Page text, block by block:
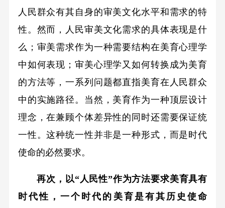
人民群众有其自身的审美文化水平和需求的特
性。然而，人民审美文化需求的具体表现是什
么；审美需求作为一种需要结构在美育心理学
中如何表现；审美心理学又如何转换成为美育
的方法等，一系列问题都直指美育在人民群众
中的实施路径。当然，美育作为一种顶层设计
理念，在兼顾个体差异性的同时还需要保证统
一性。这种统一性并非是一种形式，而是时代
使命的必然要求。
再次，以“人民性”作为方法要求美育具有
时代性，一个时代的美育是有其历史使命